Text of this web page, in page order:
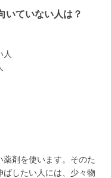
いていない人は？
人
剤を使います。そのた
したい人には、少々物